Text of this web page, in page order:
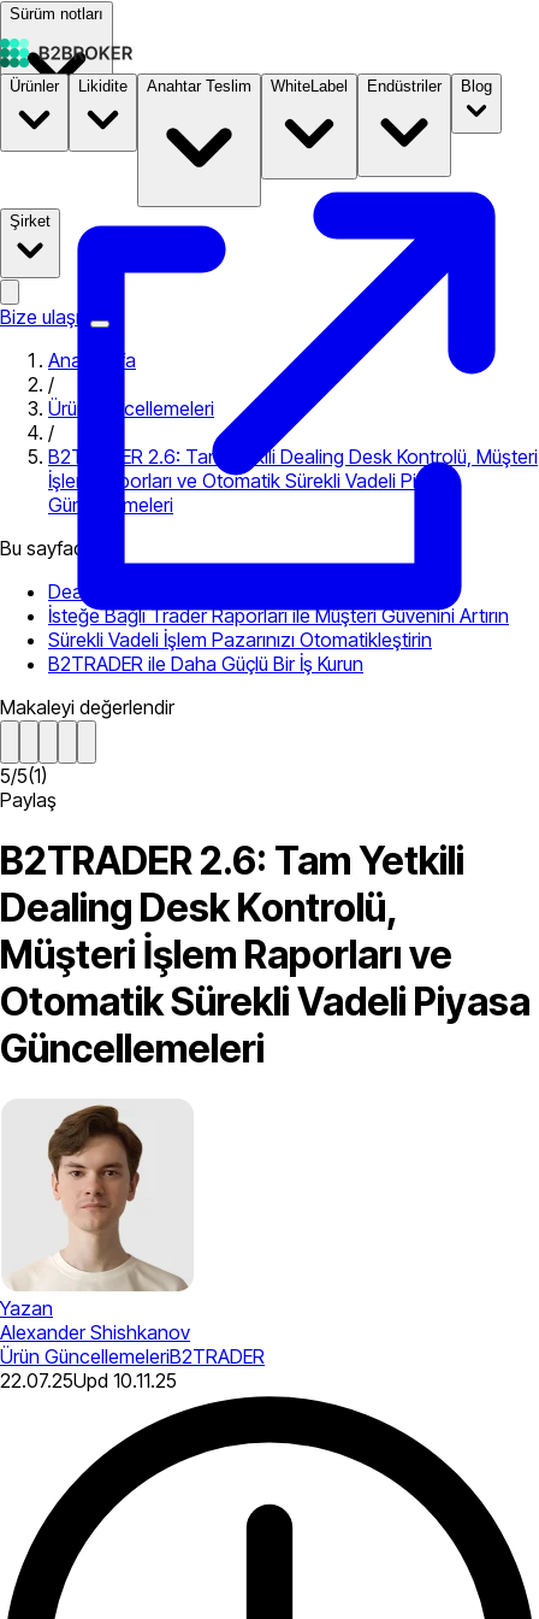
Sürüm notları
Dokümantasyon Fiyatlandırma B2STORE
Ürünler Likidite Anahtar Teslim WhiteLabel Endüstriler Blog
Şirket
Bize ulaşın
Ana Sayfa
/
Ürün güncellemeleri
/
B2TRADER 2.6: Tam Yetkili Dealing Desk Kontrolü, Müşteri
İşlem Raporları ve Otomatik Sürekli Vadeli Piyasa
Güncellemeleri
Bu sayfada
Dealing Desk ile Tam Kontrolü Ele Alın
İsteğe Bağlı Trader Raporları ile Müşteri Güvenini Artırın
Sürekli Vadeli İşlem Pazarınızı Otomatikleştirin
B2TRADER ile Daha Güçlü Bir İş Kurun
Makaleyi değerlendir
5/5(1)
Paylaş
B2TRADER 2.6: Tam Yetkili
Dealing Desk Kontrolü,
Müşteri İşlem Raporları ve
Otomatik Sürekli Vadeli Piyasa
Güncellemeleri
Yazan
Alexander Shishkanov
Ürün GüncellemeleriB2TRADER
22.07.25Upd 10.11.25